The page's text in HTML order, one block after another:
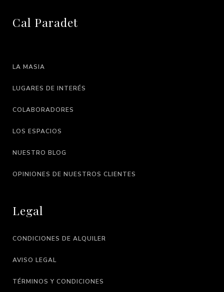
Cal Paradet
LA MASIA
LUGARES DE INTERÉS
COLABORADORES
LOS ESPACIOS
NUESTRO BLOG
OPINIONES DE NUESTROS CLIENTES
Legal
CONDICIONES DE ALQUILER
AVISO LEGAL
TÉRMINOS Y CONDICIONES